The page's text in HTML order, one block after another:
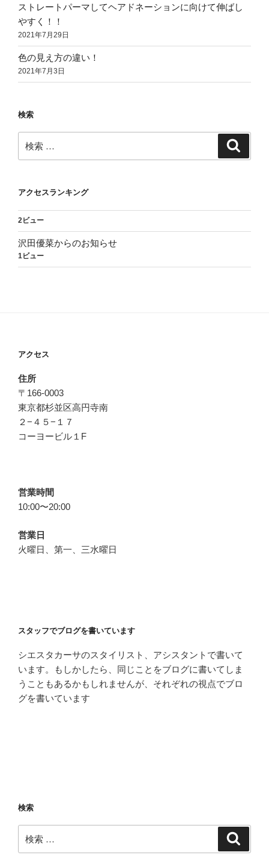
ストレートパーマしてヘアドネーションに向けて伸ばし
やすく！！
2021年7月29日
色の見え方の違い！
2021年7月3日
検索
索:
アクセスランキング
2ビュー
沢田優菜からのお知らせ
1ビュー
アクセス
住所
〒166-0003
東京都杉並区高円寺南
２−４５−１７
コーヨービル１F
営業時間
10:00〜20:00
営業日
火曜日、第一、三水曜日
スタッフでブログを書いています
シエスタカーサのスタイリスト、アシスタントで書いて
います。もしかしたら、同じことをブログに書いてしま
うこともあるかもしれませんが、それぞれの視点でブロ
グを書いています
検索
索: